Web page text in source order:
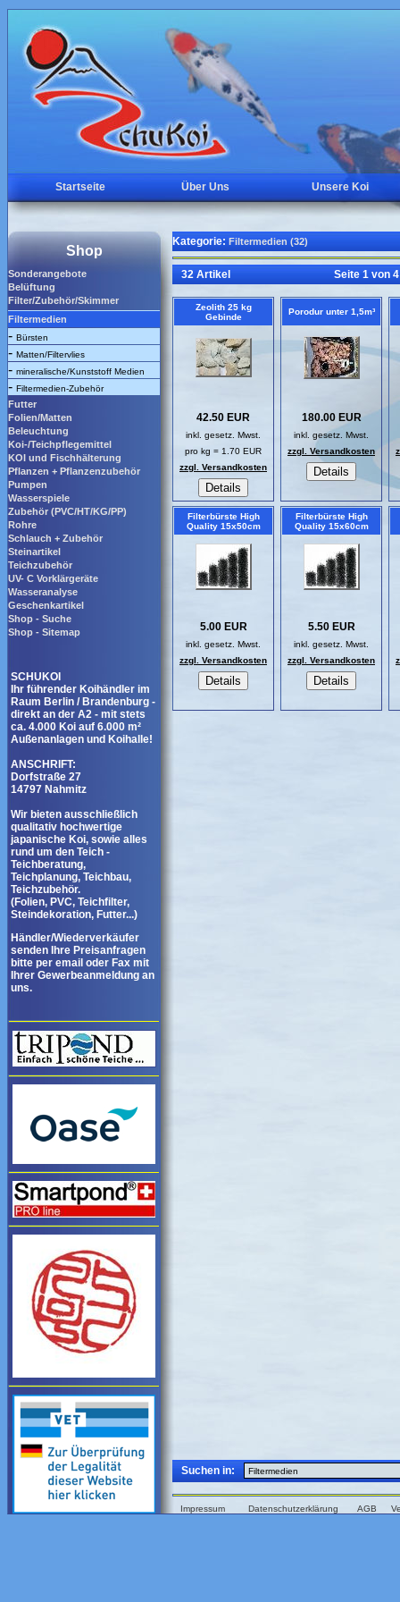
Startseite Über Uns Unsere Koi
Shop
Sonderangebote
Belüftung
Filter/Zubehör/Skimmer
Filtermedien
- Bürsten
- Matten/Filtervlies
- mineralische/Kunststoff Medien
- Filtermedien-Zubehör
Futter
Folien/Matten
Beleuchtung
Koi-/Teichpflegemittel
KOI und Fischhälterung
Pflanzen + Pflanzenzubehör
Pumpen
Wasserspiele
Zubehör (PVC/HT/KG/PP)
Rohre
Schlauch + Zubehör
Steinartikel
Teichzubehör
UV- C Vorklärgeräte
Wasseranalyse
Geschenkartikel
Shop - Suche
Shop - Sitemap
SCHUKOI
Ihr führender Koihändler im
Raum Berlin / Brandenburg -
direkt an der A2 - mit stets
ca. 4.000 Koi auf 6.000 m²
Außenanlagen und Koihalle!
ANSCHRIFT:
Dorfstraße 27
14797 Nahmitz
Wir bieten ausschließlich
qualitativ hochwertige
japanische Koi, sowie alles
rund um den Teich -
Teichberatung,
Teichplanung, Teichbau,
Teichzubehör.
(Folien, PVC, Teichfilter,
Steindekoration, Futter...)
Händler/Wiederverkäufer
senden Ihre Preisanfragen
bitte per email oder Fax mit
Ihrer Gewerbeanmeldung an
uns.
Kategorie: Filtermedien (32)
32 Artikel Seite 1 von 4
Zeolith 25 kg
Gebinde
42.50 EUR
inkl. gesetz. Mwst.
pro kg = 1.70 EUR
zzgl. Versandkosten
Porodur unter 1,5m³
180.00 EUR
inkl. gesetz. Mwst.
zzgl. Versandkosten
Filterbürste High
Quality 15x50cm
5.00 EUR
inkl. gesetz. Mwst.
zzgl. Versandkosten
Filterbürste High
Quality 15x60cm
5.50 EUR
inkl. gesetz. Mwst.
zzgl. Versandkosten
Suchen in:
Impressum Datenschutzerklärung AGB